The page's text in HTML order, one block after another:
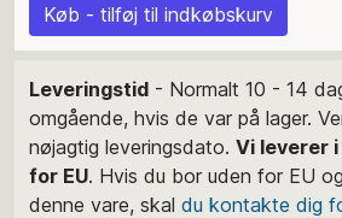
Køb - tilføj til indkøbskurv
Leveringstid - Normalt 10 - 14
omgående, hvis de var på lager.
nøjagtig leveringsdato. Vi leverer
for EU. Hvis du bor uden for EU
denne vare, skal du kontakte dig